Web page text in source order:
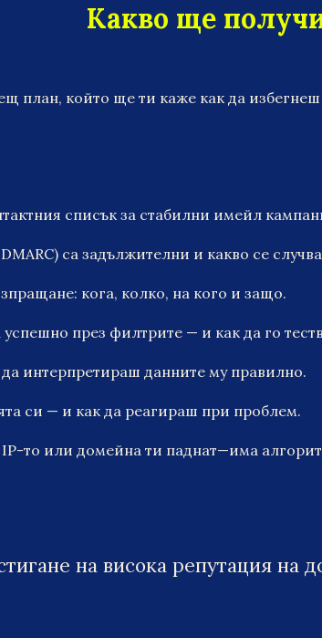
Какво ще
план, който ще ти каже как да
списък за стабилни имейл
са задължителни и какво се
кога, колко, на кого и защо.
през филтрите — и как да го
интерпретираш данните му правилно.
си — и как да реагираш при проблем.
то или домейна ти паднат—има
на висока репутация